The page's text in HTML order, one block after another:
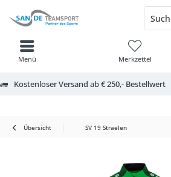
Kostenloser Versand ab € 250,- Bestellwert
Merkzettel
Menü
Übersicht SV 19 Straelen